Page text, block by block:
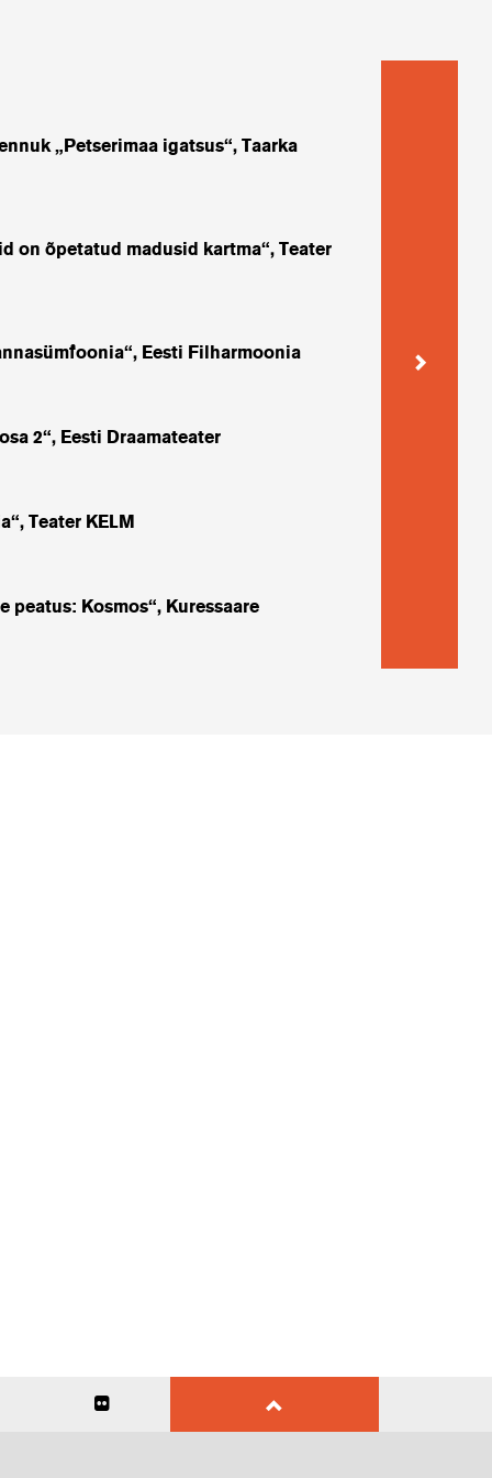
„Petserimaa igatsus“, Taarka
on õpetatud madusid kartma“, Teater
Eesti Filharmoonia
2“, Eesti Draamateater
Teater KELM
peatus: Kosmos“, Kuressaare